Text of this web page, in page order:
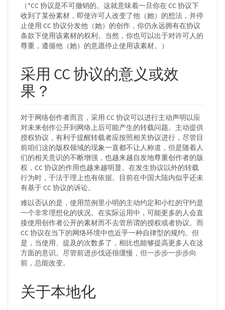
（*CC 协议是不可撤销的。这就意味着一旦你在 CC 协议下
收到了某份素材，即使许可人改变了他（她）的想法，并停
止使用 CC 协议分发他（她）的创作，你仍永远拥有在协议
条款下使用该素材的权利。当然，你也可以出于对许可人的
尊重，遵循他（她）的意愿停止使用该素材。）
采用 CC 协议的意义或效
果？
对于网络创作者而言，采用 CC 协议可以进行主动声明以应
对未来创作公开到网络上后可能产生的转载问题。主动提供
授权协议，有利于提醒转载者应按照相关协议进行，尽管目
前咱们这的版权领域的现象一直都不让人称道，但是随着人
们的相关意识的不断增强，也越来越自发地尊重创作者的版
权，CC 协议的作用也越来越明显。在发生协议以外的转载
行为时，于法于理上也有依据。目前在中国大陆内似乎还未
有基于 CC 协议的诉讼。
难以否认的是，使用范例里小明的主动约定和小红的守约是
一个非常理想化的状况。在实际运用中，可能更多的人会直
接使用创作者公开的素材而不去管所谓的授权或者协议。而
CC 协议在当下的网络环境中也近乎一种自律型的规约。但
是，当使用、提及的次数多了，相比也能够提高更多人在这
方面的意识。尽管前进步伐还很缓慢，但一步步一步步向
前，总能改变。
关于本地化